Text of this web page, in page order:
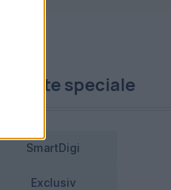
Proiecte speciale
SmartDigi
Exclusiv